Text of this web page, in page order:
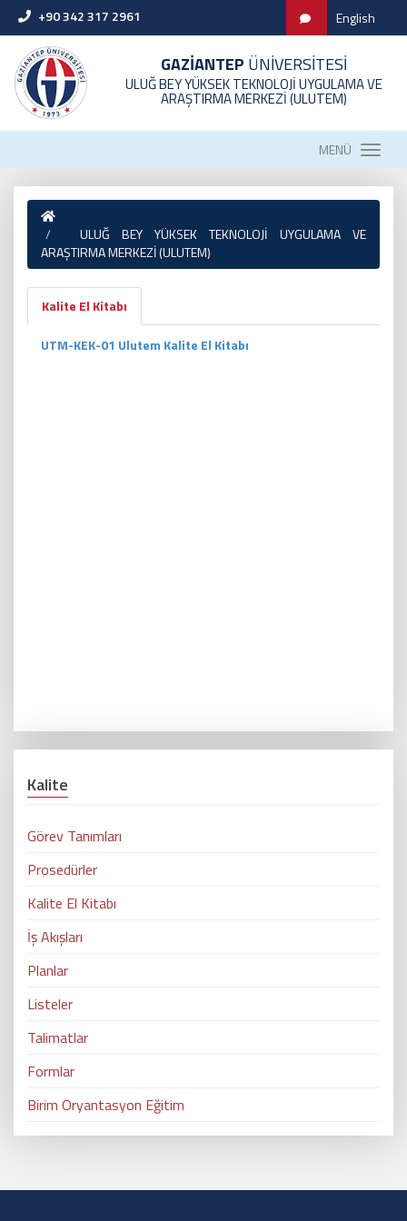
+90 342 317 2961 English
GAZİANTEP ÜNİVERSİTESİ
ULUĞ BEY YÜKSEK TEKNOLOJİ UYGULAMA VE
ARAŞTIRMA MERKEZİ (ULUTEM)
MENÜ
ULUĞ BEY YÜKSEK TEKNOLOJİ UYGULAMA VE
ARAŞTIRMA MERKEZİ (ULUTEM)
Kalite El Kitabı
UTM-KEK-01 Ulutem Kalite El Kitabı
Kalite
Görev Tanımları
Prosedürler
Kalite El Kitabı
İş Akışları
Planlar
Listeler
Talimatlar
Formlar
Birim Oryantasyon Eğitim